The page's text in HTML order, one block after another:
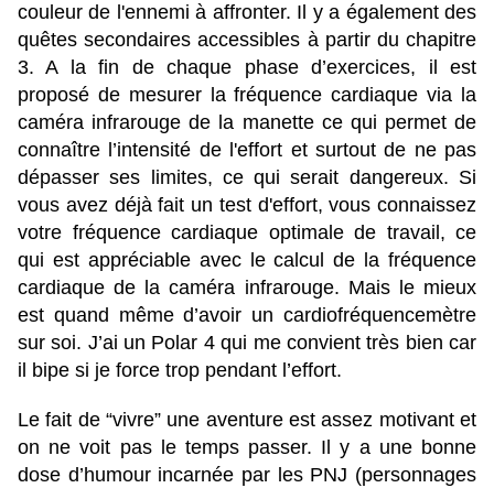
couleur de l'ennemi à affronter. Il y a également des
quêtes secondaires accessibles à partir du chapitre
3. A la fin de chaque phase d’exercices, il est
proposé de mesurer la fréquence cardiaque via la
caméra infrarouge de la manette ce qui permet de
connaître l’intensité de l'effort et surtout de ne pas
dépasser ses limites, ce qui serait dangereux. Si
vous avez déjà fait un test d'effort, vous connaissez
votre fréquence cardiaque optimale de travail, ce
qui est appréciable avec le calcul de la fréquence
cardiaque de la caméra infrarouge. Mais le mieux
est quand même d’avoir un cardiofréquencemètre
sur soi. J’ai un Polar 4 qui me convient très bien car
il bipe si je force trop pendant l’effort.
Le fait de “vivre” une aventure est assez motivant et
on ne voit pas le temps passer. Il y a une bonne
dose d’humour incarnée par les PNJ (personnages